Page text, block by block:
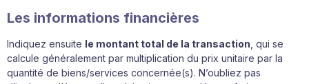
Les informations financières
Indiquez ensuite le montant total de la transaction , qui se
calcule généralement par multiplication du prix unitaire par la
quantité de biens/services concernée(s). N’oubliez pas